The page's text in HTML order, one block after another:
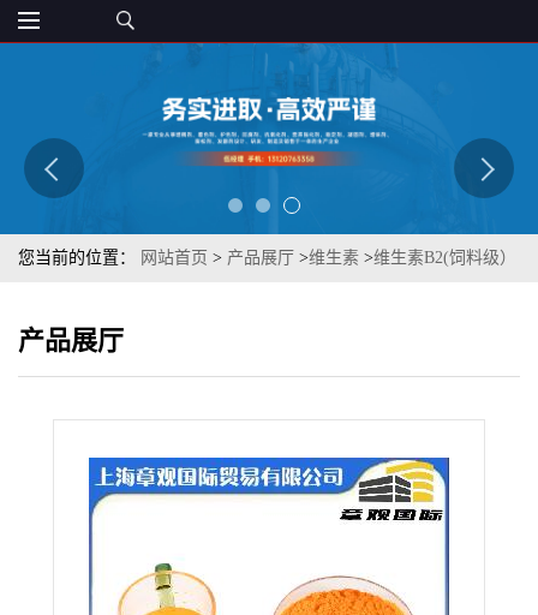
您当前的位置： 网站首页 > 产品展厅 >维生素 >维生素B2(饲料级）
产品展厅